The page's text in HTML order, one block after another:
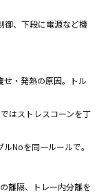
御、下段に電源など機
せ・発熱の原因。トル
はストレスコーンを丁
Noを同一ルールで。
離隔、トレー内分離を